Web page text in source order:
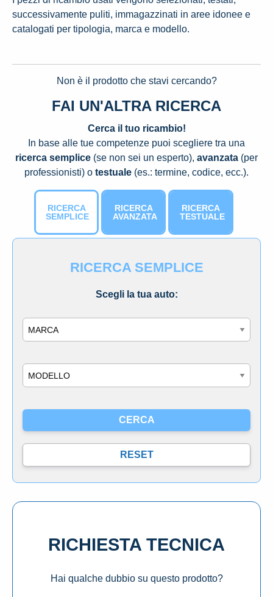
successivamente puliti, immagazzinati in aree idonee e
catalogati per tipologia, marca e modello.
Non è il prodotto che stavi cercando?
FAI UN'ALTRA RICERCA
Cerca il tuo ricambio!
In base alle tue competenze puoi scegliere tra una
ricerca semplice (se non sei un esperto), avanzata (per
professionisti) o testuale (es.: termine, codice, ecc.).
RICERCA
SEMPLICE
RICERCA
AVANZATA
RICERCA
TESTUALE
RICERCA SEMPLICE
Scegli la tua auto:
RICHIESTA TECNICA
Hai qualche dubbio su questo prodotto?